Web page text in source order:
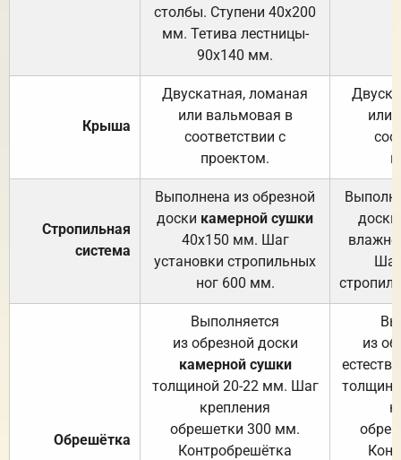
столбы. Ступени 40х200
мм. Тетива лестницы-
90х140 мм.
Крыша
Двускатная, ломаная
или вальмовая в
соответствии с
проектом.
или
Стропильная
система
Выполнена из обрезной
доски камерной сушки
40х150 мм. Шаг
установки стропильных
ног 600 мм.
доски
Обрешётка
Выполняется
из обрезной доски
камерной сушки
толщиной 20-22 мм. Шаг
крепления
обрешетки 300 мм.
Контробрешётка
из